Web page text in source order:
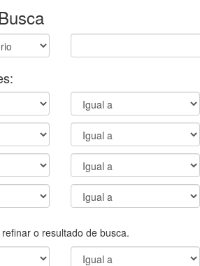
o resultado de busca.